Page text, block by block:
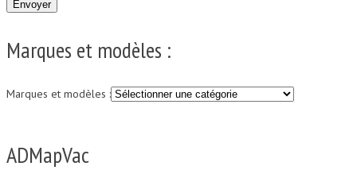
Marques et modèles :
Marques et modèles :
ADMapVac